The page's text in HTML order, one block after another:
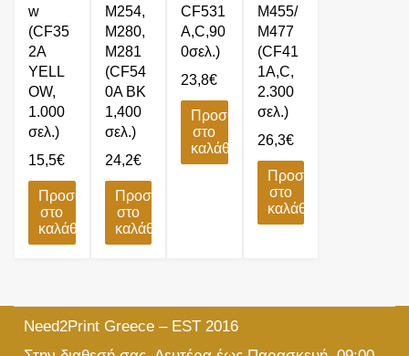
w
(CF35
2A
YELL
OW,
1.000
σελ.)
15,5€
Προσθήκη
στο
καλάθι
M254,
M280,
M281
(CF54
0A BK
1,400
σελ.)
24,2€
Προσθήκη
στο
καλάθι
CF531
A,C,90
0σελ.)
23,8€
Προσθήκη
στο
καλάθι
M455/
M477
(CF41
1A,C,
2.300
σελ.)
26,3€
Προσθήκη
στο
καλάθι
Need2Print Greece – EST 2016